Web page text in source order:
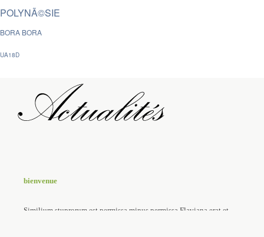
POLYNÃ©SIE
BORA BORA
UA18D
bienvenue
Similium stuprorum est permissa minus permissa Flaviana erat et